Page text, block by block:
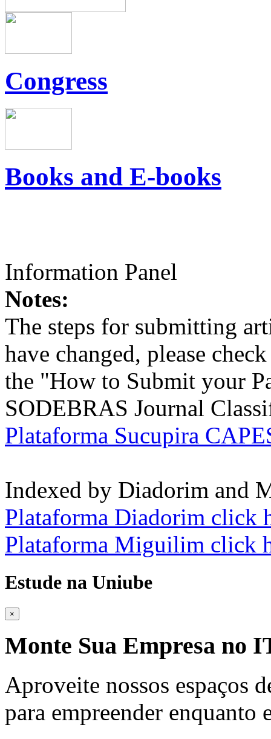
Congress
Books and E-books
Information Panel
Notes:
The steps for submitting
have changed, please
the "How to Submit your
SODEBRAS Journal
Plataforma Sucupira
Indexed by Diadorim and
Plataforma Diadorim click
Plataforma Miguilim click
Estude na Uniube
×
Monte Sua Empresa no
Aproveite nossos espaços
para empreender enquanto